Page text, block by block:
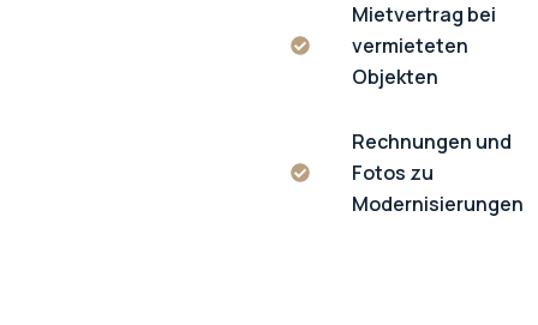
Mietvertrag bei
vermieteten
Objekten
Rechnungen und
Fotos zu
Modernisierungen